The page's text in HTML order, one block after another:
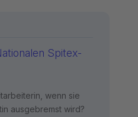
Spitex-
wenn sie
ausgebremst wird?